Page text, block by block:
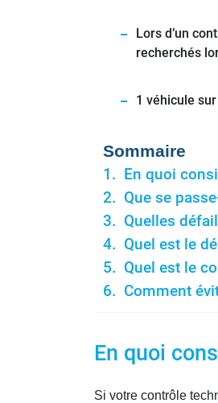
Lors d’un
recherchés
1 véhicule
Sommaire
En quoi
Que se
Quelles
Quel est le
Quel est le
Comment
En quoi
Si votre contrôle